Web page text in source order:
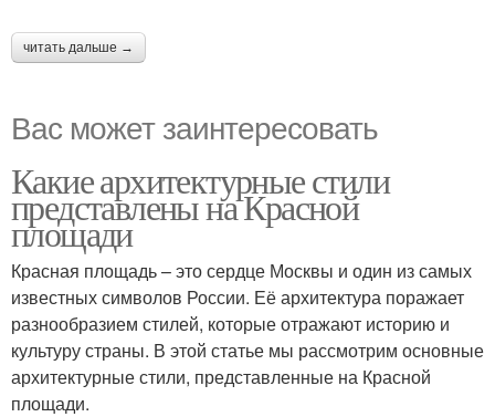
читать дальше →
Вас может заинтересовать
Какие архитектурные стили
представлены на Красной
площади
Красная площадь – это сердце Москвы и один из самых
известных символов России. Её архитектура поражает
разнообразием стилей, которые отражают историю и
культуру страны. В этой статье мы рассмотрим основные
архитектурные стили, представленные на Красной
площади.